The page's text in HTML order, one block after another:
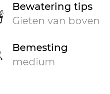
Bewatering tips
Gieten van boven
Bemesting
medium